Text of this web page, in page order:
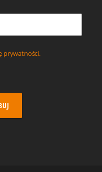
prywatności.